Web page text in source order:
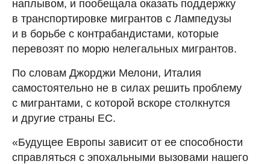
наплывом, и пообещала оказать поддержку
в транспортировке мигрантов с Лампедузы
и в борьбе с контрабандистами, которые
перевозят по морю нелегальных мигрантов.
По словам Джорджи Мелони, Италия
самостоятельно не в силах решить проблему
с мигрантами, с которой вскоре столкнутся
и другие страны ЕС.
«Будущее Европы зависит от ее способности
справляться с эпохальными вызовами нашего